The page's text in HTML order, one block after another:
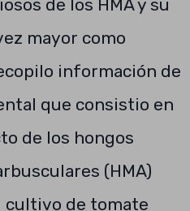
de los HMA y su
mayor como
información de
que consistio en
de los hongos
(HMA)
cultivo de tomate